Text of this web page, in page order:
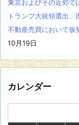
東京およびその近郊で
トランプ大統領選出
不動産売買において仮
10月19日
カレンダー